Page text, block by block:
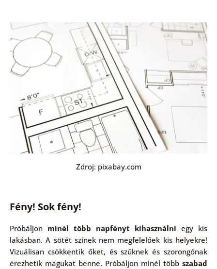
Zdroj: pixabay.com
Fény! Sok fény!
Próbáljon minél több napfényt kihasználni egy kis
lakásban. A sötét színek nem megfelelőek kis helyekre!
Vizuálisan csökkentik őket, és szűknek és szorongónak
érezhetik magukat benne. Próbáljon minél többszabad